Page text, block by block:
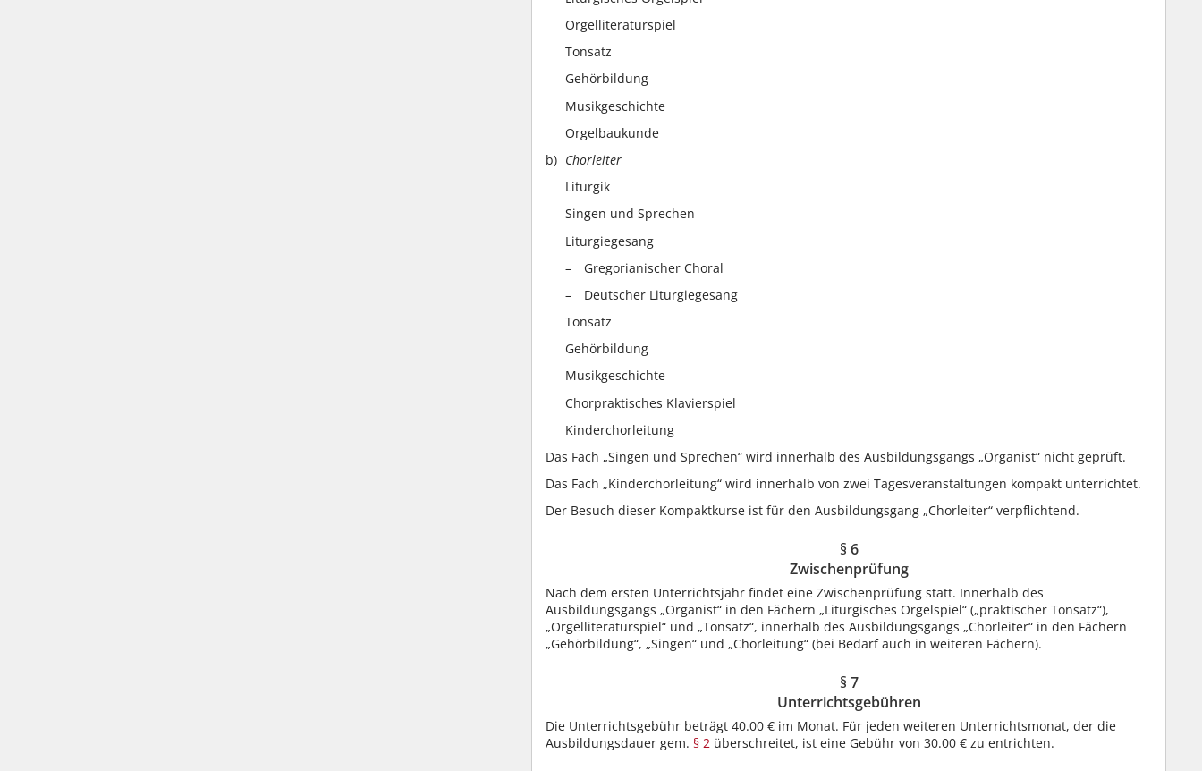
Orgelliteraturspiel
Tonsatz
Gehörbildung
Musikgeschichte
Orgelbaukunde
Chorleiter
Liturgik
Singen und Sprechen
Liturgiegesang
Gregorianischer Choral
Deutscher Liturgiegesang
Tonsatz
Gehörbildung
Musikgeschichte
Chorpraktisches Klavierspiel
Kinderchorleitung
Das Fach „Singen und Sprechen“ wird innerhalb des Ausbildungsgangs „Organist“ nicht geprüft.
Das Fach „Kinderchorleitung“ wird innerhalb von zwei Tagesveranstaltungen kompakt unterrichtet.
Der Besuch dieser Kompaktkurse ist für den Ausbildungsgang „Chorleiter“ verpflichtend.
§ 6
Zwischenprüfung
Nach dem ersten Unterrichtsjahr findet eine Zwischenprüfung statt. Innerhalb des
Ausbildungsgangs „Organist“ in den Fächern „Liturgisches Orgelspiel“ („praktischer Tonsatz“),
„Orgelliteraturspiel“ und „Tonsatz“, innerhalb des Ausbildungsgangs „Chorleiter“ in den Fächern
„Gehörbildung“, „Singen“ und „Chorleitung“ (bei Bedarf auch in weiteren Fächern).
§ 7
Unterrichtsgebühren
Die Unterrichtsgebühr beträgt 40.00 € im Monat. Für jeden weiteren Unterrichtsmonat, der die
Ausbildungsdauer gem. § 2 überschreitet, ist eine Gebühr von 30.00 € zu entrichten.